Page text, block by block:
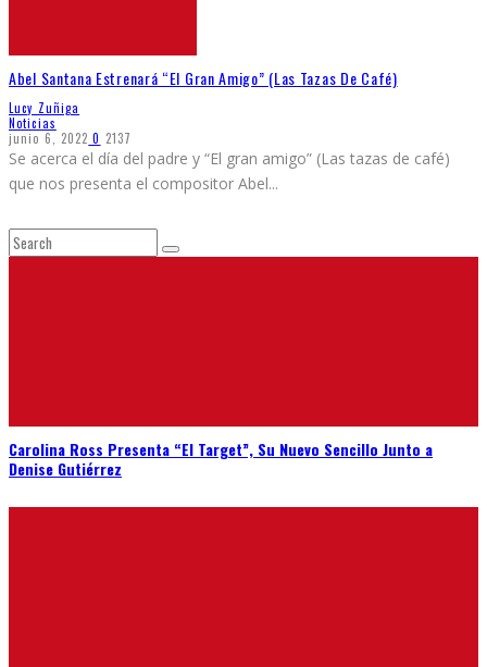
Abel Santana Estrenará “El Gran Amigo” (Las Tazas De Café)
Lucy Zuñiga
Noticias
junio 6, 2022 0 2137
Se acerca el día del padre y “El gran amigo” (Las tazas de café)
que nos presenta el compositor Abel...
Carolina Ross Presenta “El Target”, Su Nuevo Sencillo Junto a
Denise Gutiérrez